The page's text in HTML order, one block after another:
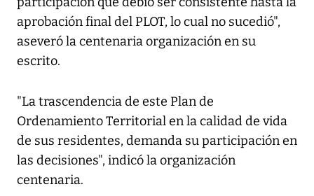
aprobación final del PLOT, lo cual no sucedió",
aseveró la centenaria organización en su
escrito.
"La trascendencia de este Plan de
Ordenamiento Territorial en la calidad de vida
de sus residentes, demanda su participación en
las decisiones", indicó la organización
centenaria.